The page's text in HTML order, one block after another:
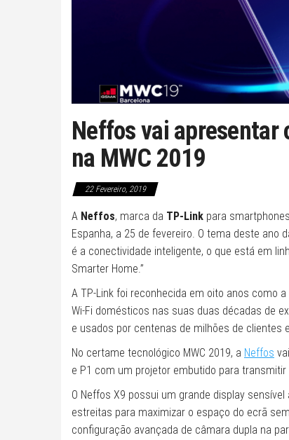
Neffos vai apresentar
na MWC 2019
22 Fevereiro, 2019
A Neffos, marca da TP-Link para
Espanha, a 25 de fevereiro. O tema deste ano
é a conectividade inteligente, o que está em
Smarter Home.”
A TP-Link foi reconhecida em oito anos como
Wi-Fi domésticos nas suas duas décadas de
e usados por centenas de milhões de clientes
No certame tecnológico MWC 2019, a Neffos
e P1 com um projetor embutido para
O Neffos X9 possui um grande display
estreitas para maximizar o espaço do ecrã
configuração avançada de câmara dupla na